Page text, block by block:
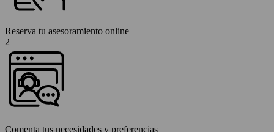
Reserva tu asesoramiento online
2
Comenta tus necesidades y preferencias